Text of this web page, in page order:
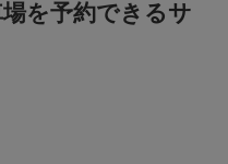
を予約できるサ